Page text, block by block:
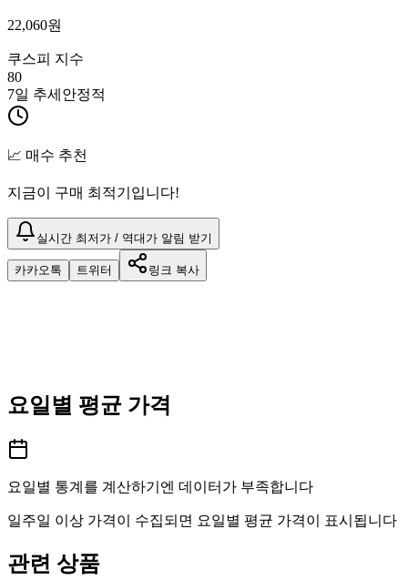
22,060원
쿠스피 지수
80
7일 추세 안정적
📈 매수 추천
지금이 구매 최적기입니다!
실시간 최저가 / 역대가 알림 받기
카카오톡 트위터 링크 복사
요일별 평균 가격
요일별 통계를 계산하기엔 데이터가 부족합니다
일주일 이상 가격이 수집되면 요일별 평균 가격이 표시됩니다
관련 상품